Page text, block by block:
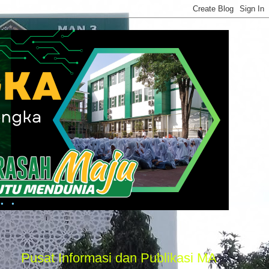
Informasi dan Publikasi MAN 3 Majalengka